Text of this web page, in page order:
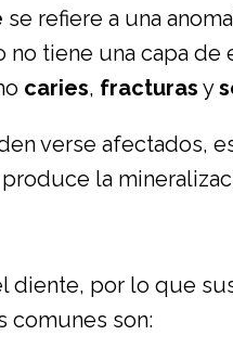
se refiere a una
tiene una capa
caries, fracturas y
verse afectados,
la
por lo que
comunes son: